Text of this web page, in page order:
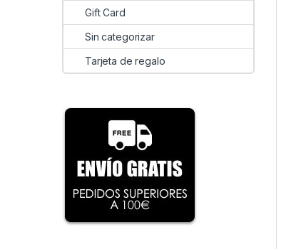
Gift Card
Sin categorizar
Tarjeta de regalo